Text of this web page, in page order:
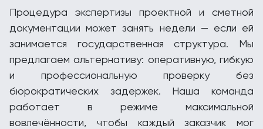
Процедура экспертизы проектной и сметной
документации может занять недели — если ей
занимается государственная структура. Мы
предлагаем альтернативу: оперативную, гибкую
и профессиональную проверку без
бюрократических задержек. Наша команда
работает в режиме максимальной
вовлечённости, чтобы каждый заказчик мог